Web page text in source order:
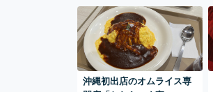
沖縄初出店のオムライス専